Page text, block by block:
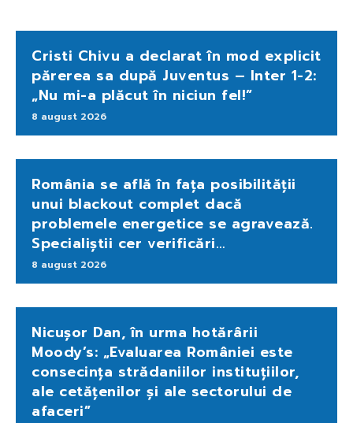
Cristi Chivu a declarat în mod explicit
părerea sa după Juventus – Inter 1-2:
„Nu mi-a plăcut în niciun fel!”
8 august 2026
România se află în fața posibilității
unui blackout complet dacă
problemele energetice se agravează.
Specialiștii cer verificări…
8 august 2026
Nicușor Dan, în urma hotărârii
Moody’s: „Evaluarea României este
consecința strădaniilor instituțiilor,
ale cetățenilor și ale sectorului de
afaceri”